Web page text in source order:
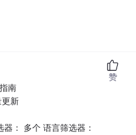
南
新
： 多个 语言筛选器：
赞